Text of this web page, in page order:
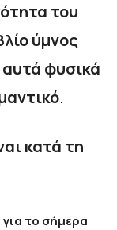
του
ύμνος
φυσικά
.
κατά τη
για το σήμερα